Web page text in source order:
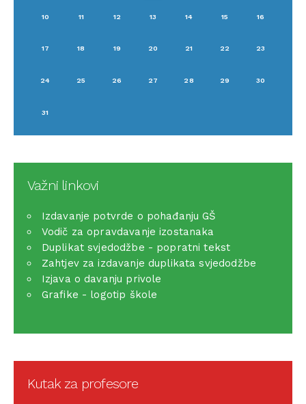
10 11 12 13 14 15 16
17 18 19 20 21 22 23
24 25 26 27 28 29 30
31
Važni linkovi
Izdavanje potvrde o pohađanju GŠ
Vodič za opravdavanje izostanaka
Duplikat svjedodžbe - popratni tekst
Zahtjev za izdavanje duplikata svjedodžbe
Izjava o davanju privole
Grafike - logotip škole
Kutak za profesore